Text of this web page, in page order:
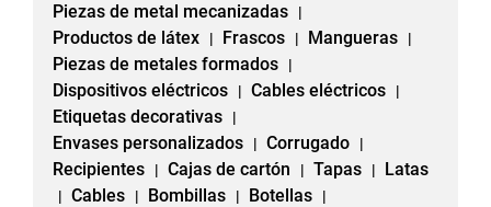
Piezas de metal mecanizadas |
Productos de látex | Frascos | Mangueras |
Piezas de metales formados |
Dispositivos eléctricos | Cables eléctricos |
Etiquetas decorativas |
Envases personalizados | Corrugado |
Recipientes | Cajas de cartón | Tapas | Latas
| Cables | Bombillas | Botellas |